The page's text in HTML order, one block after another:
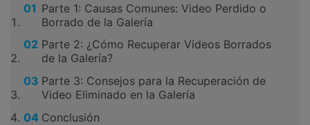
Parte 1: Causas Comunes: Video Perdido o
Borrado de la Galería
Parte 2: ¿Cómo Recuperar Videos Borrados
de la Galería?
Parte 3: Consejos para la Recuperación de
Video Eliminado en la Galería
Conclusión